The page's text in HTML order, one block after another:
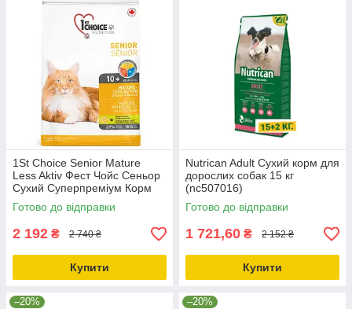
1St Choice Senior Mature
Less Aktiv Фест Чойс Сеньор
Сухий Суперпреміум Корм
Для Літніх Чи Малоактивних
Котів 5.44
Готово до відправки
2 192 ₴ 2 740 ₴
Купити
Nutrican Adult Сухий корм для
дорослих собак 15 кг
(nc507016)
Готово до відправки
1 721,60 ₴ 2 152 ₴
Купити
–20% –20%